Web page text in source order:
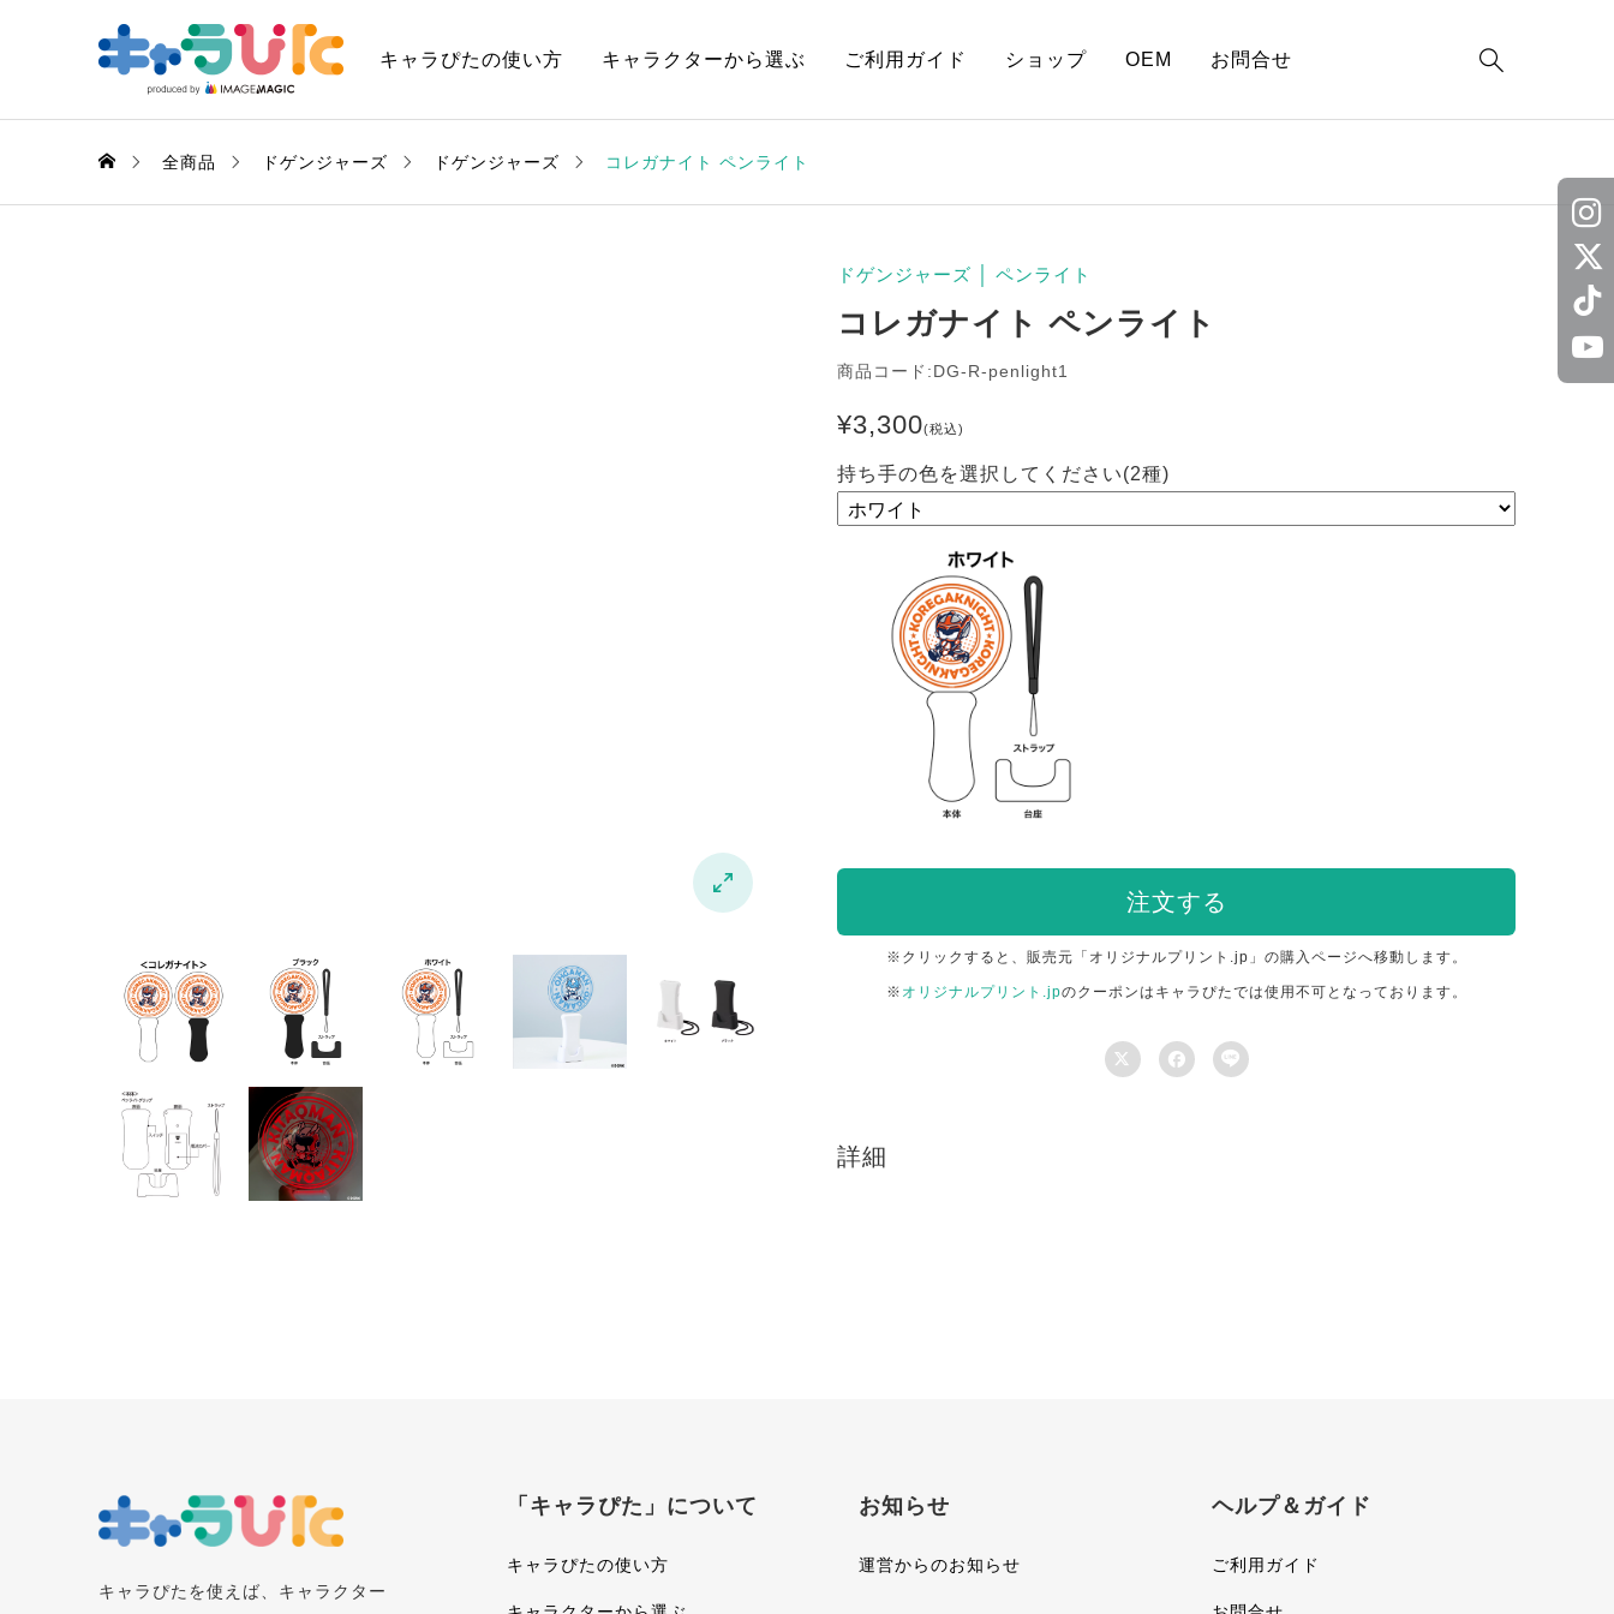
キャラぴたの使い方 キャラクターから選ぶ ご利用ガイド ショップ OEM お問合せ 
全商品 ドゲンジャーズ ドゲンジャーズ コレガナイト ペンライト

ドゲンジャーズ ペンライト
コレガナイト ペンライト
商品コード:DG-R-penlight1
¥3,300(税込)
持ち手の色を選択してください(2種)
注文する
※クリックすると、販売元「オリジナルプリント.jp」の購入ページへ移動します。
※ オリジナルプリント.jpのクーポンはキャラぴたでは使用不可となっております。
  
詳細
キャラぴたを使えば、キャラクター
「キャラぴた」について
キャラぴたの使い方
お知らせ
運営からのお知らせ
ヘルプ＆ガイド
ご利用ガイド